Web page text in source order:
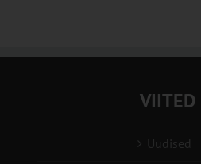
VIITED
Uudised